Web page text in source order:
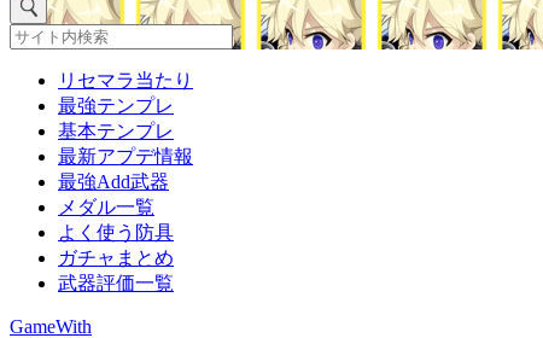
リセマラ当たり
最強テンプレ
基本テンプレ
最新アプデ情報
最強Add武器
メダル一覧
よく使う防具
ガチャまとめ
武器評価一覧
GameWith